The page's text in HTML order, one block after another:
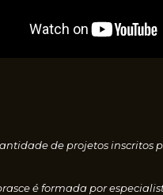
de projetos inscritos
é formada por